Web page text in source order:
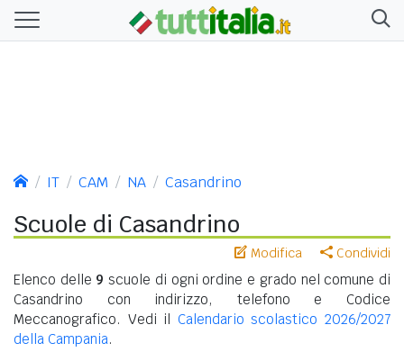
IT CAM NA Casandrino
Scuole di Casandrino
Modifica Condividi
Elenco delle 9 scuole di ogni ordine e grado nel comune di
Casandrino con indirizzo, telefono e Codice
Meccanografico. Vedi il Calendario scolastico 2026/2027
della Campania.